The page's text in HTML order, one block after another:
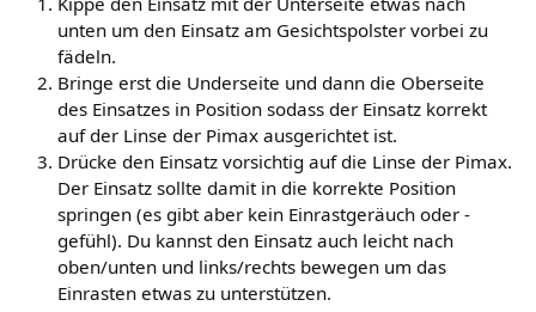
unten um den Einsatz am Gesichtspolster vorbei zu
fädeln.
Bringe erst die Underseite und dann die Oberseite
des Einsatzes in Position sodass der Einsatz korrekt
auf der Linse der Pimax ausgerichtet ist.
Drücke den Einsatz vorsichtig auf die Linse der Pimax.
Der Einsatz sollte damit in die korrekte Position
springen (es gibt aber kein Einrastgeräuch oder -
gefühl). Du kannst den Einsatz auch leicht nach
oben/unten und links/rechts bewegen um das
Einrasten etwas zu unterstützen.